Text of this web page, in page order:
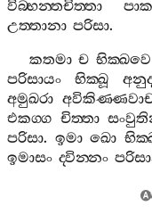
විබ‍්භන‍්තචිත‍්තා
උත‍්තානා පරිසා.
කතමා ච භික‍්ඛවෙ
පරිසායං
භික‍්ඛූ
අමුඛරා
එකග‍්ග චිත‍්තා
පරිසා. ඉමා ඛො
ඉමාසං ද‍්වින‍්නං